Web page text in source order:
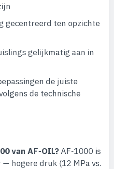
gecentreerd ten opzichte
gelijkmatig aan in
de juiste
de technische
van AF-OIL?AF-1000 is
hogere druk (12 MPa vs.